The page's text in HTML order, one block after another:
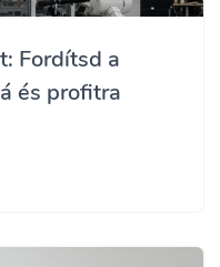
Fordítsd a
és profitra